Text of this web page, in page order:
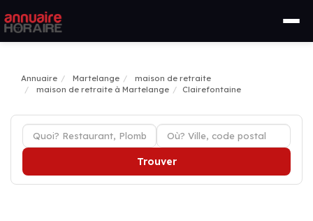
Annuaire Martelange
maison de retraite
maison de retraite à Martelange
Clairefontaine
Trouver